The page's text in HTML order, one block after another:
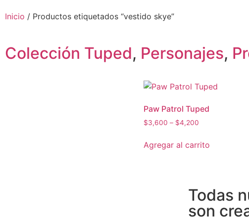
Inicio / Productos etiquetados “vestido skye”
Colección Tuped, Personajes,
Paw Patrol Tuped
$3,600 – $4,200
Agregar al carrito
Todas
son